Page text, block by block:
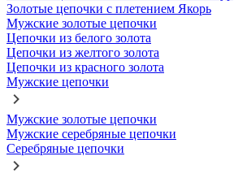
Золотые цепочки с плетением Якорь
Мужские золотые цепочки
Цепочки из белого золота
Цепочки из желтого золота
Цепочки из красного золота
Мужские цепочки
Мужские золотые цепочки
Мужские серебряные цепочки
Серебряные цепочки